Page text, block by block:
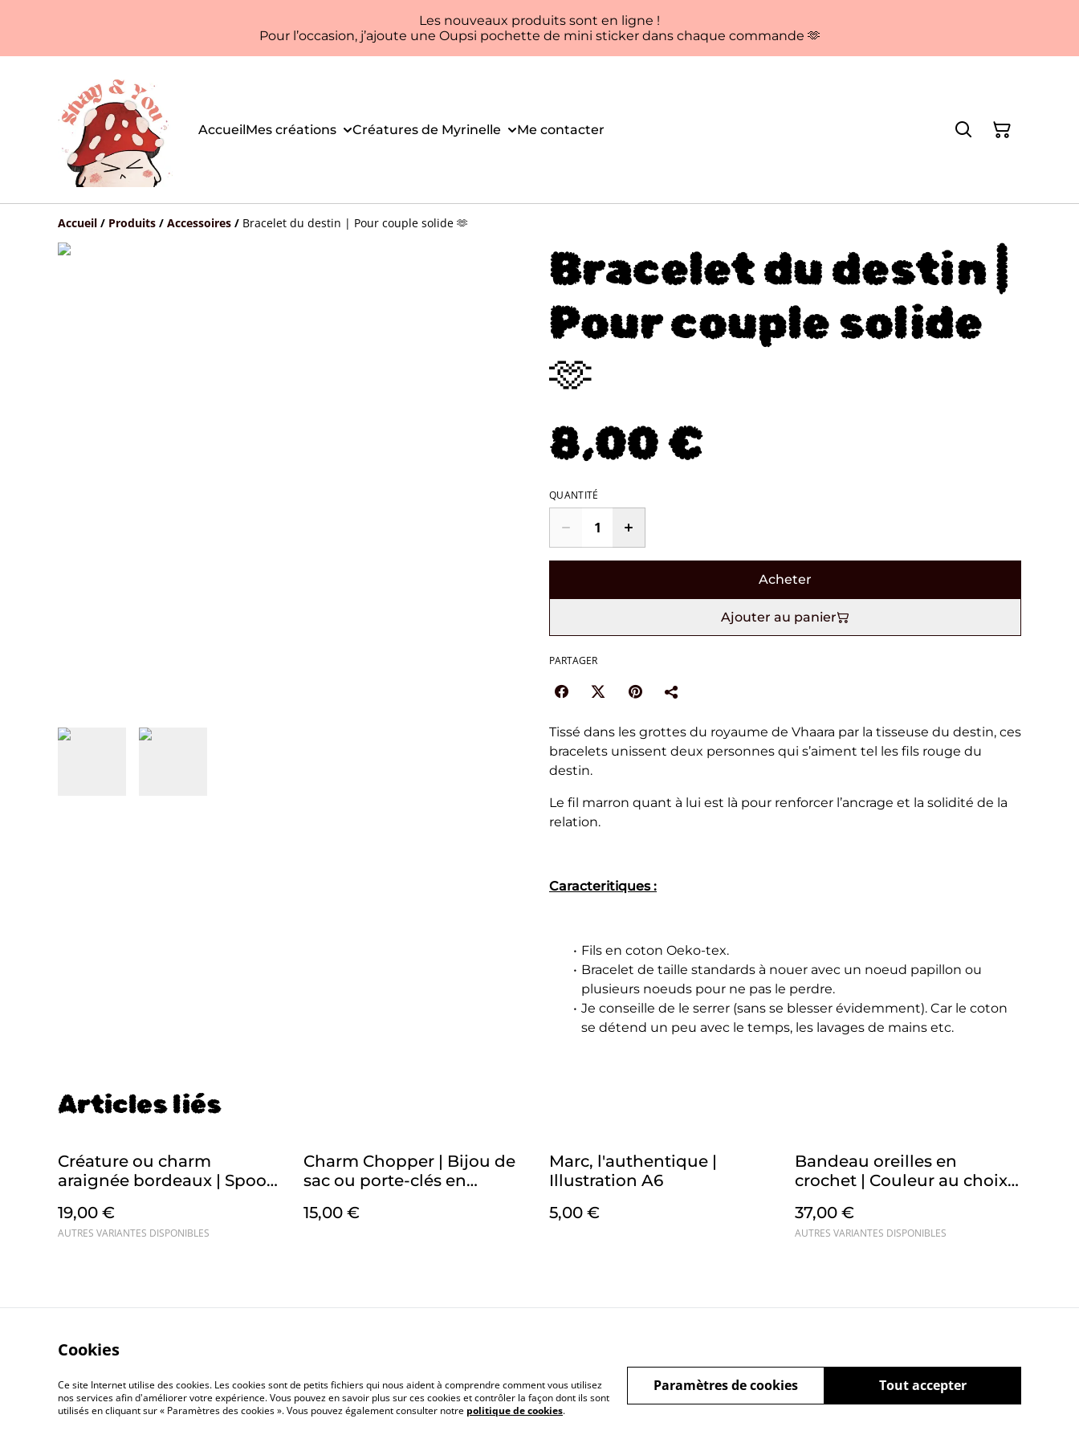
Les nouveaux produits sont en ligne !
Pour l’occasion, j’ajoute une Oupsi pochette de mini sticker dans chaque commande 🫶
AccueilMes créations Créatures de Myrinelle Me contacter
Accueil / Produits / Accessoires / Bracelet du destin | Pour couple solide 🫶
Bracelet du destin |
Pour couple solide
🫶
8,00 €
QUANTITÉ
Acheter
Ajouter au panier
PARTAGER
Tissé dans les grottes du royaume de Vhaara par la tisseuse du destin, ces
bracelets unissent deux personnes qui s’aiment tel les fils rouge du
destin.
Le fil marron quant à lui est là pour renforcer l’ancrage et la solidité de la
relation.
Caracteritiques :
Fils en coton Oeko-tex.
Bracelet de taille standards à nouer avec un noeud papillon ou
plusieurs noeuds pour ne pas le perdre.
Je conseille de le serrer (sans se blesser évidemment). Car le coton
se détend un peu avec le temps, les lavages de mains etc.
Articles liés
Créature ou charm
araignée bordeaux | Spooky
limitées
19,00 €
AUTRES VARIANTES DISPONIBLES
Charm Chopper | Bijou de
sac ou porte-clés en
15,00 €
Marc, l'authentique |
Illustration A6
5,00 €
Bandeau oreilles en
crochet | Couleur au choix,
37,00 €
AUTRES VARIANTES DISPONIBLES
confidentialité
Politique de cookies
Cookies
Ce site Internet utilise des cookies. Les cookies sont de petits fichiers qui nous aident à comprendre comment vous utilisez
nos services afin d'améliorer votre expérience. Vous pouvez en savoir plus sur ces cookies et contrôler la façon dont ils sont
utilisés en cliquant sur « Paramètres des cookies ». Vous pouvez également consulter notre politique de cookies.
Tout accepter
Paramètres de cookies